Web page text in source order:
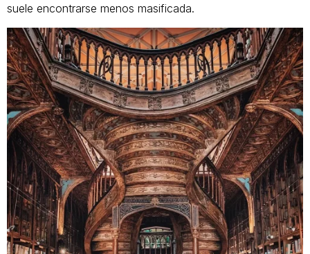
suele encontrarse menos masificada.